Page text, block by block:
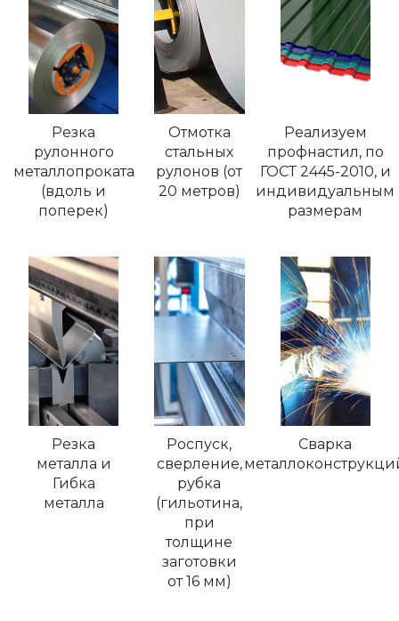
Резка
рулонного
металлопроката
(вдоль и
поперек)
Отмотка
стальных
рулонов (от
20 метров)
Реализуем
профнастил, по
ГОСТ 2445-2010, и
индивидуальным
размерам
Резка
металла и
Гибка
металла
Роспуск,
сверление,
рубка
(гильотина,
при
толщине
заготовки
от 16 мм)
Сварка